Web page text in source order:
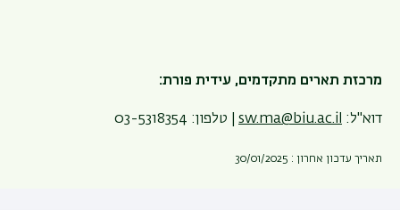
מרכזת תארים מתקדמים, עידית פורת:
דוא"ל: sw.ma@biu.ac.il | טלפון: 03-5318354
תאריך עדכון אחרון : 30/01/2025